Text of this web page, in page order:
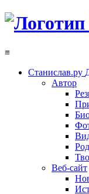
≡
Станислав.ру
Автор
Веб-сайт